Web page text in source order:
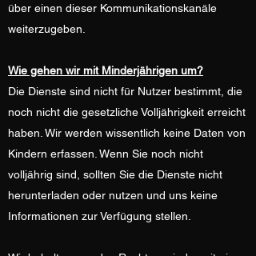
über einen dieser Kommunikationskanäle
weiterzugeben.
Wie gehen wir mit Minderjährigen um?
Die Dienste sind nicht für Nutzer bestimmt, die
noch nicht die gesetzliche Volljährigkeit erreicht
haben. Wir werden wissentlich keine Daten von
Kindern erfassen. Wenn Sie noch nicht
volljährig sind, sollten Sie die Dienste nicht
herunterladen oder nutzen und uns keine
Informationen zur Verfügung stellen.